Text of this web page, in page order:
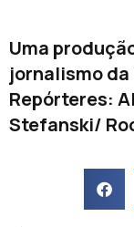
Uma
jornalismo
Repórteres:
Stefanski/